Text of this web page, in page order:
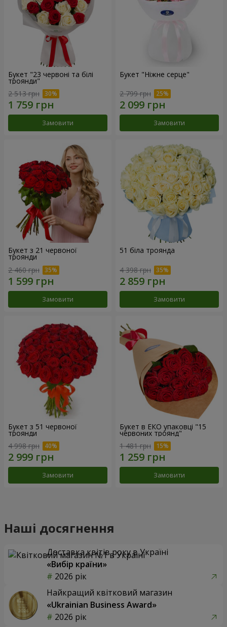
Букет "23 червоні та білі
троянди"
2 513 грн
Замовити
Букет "Ніжне серце"
2 799 грн
Замовити
Букет з 21 червоної
троянди
2 460 грн
Замовити
51 біла троянда
4 398 грн
Замовити
Букет з 51 червоної
троянди
4 998 грн
Замовити
Букет в ЕКО упаковці "15
червоних троянд"
1 481 грн
Замовити
Наші досягнення
Доставка квітів року в Україні
«Вибір країни»
2026 рік
Найкращий квітковий магазин
«Ukrainian Business Award»
2026 рік